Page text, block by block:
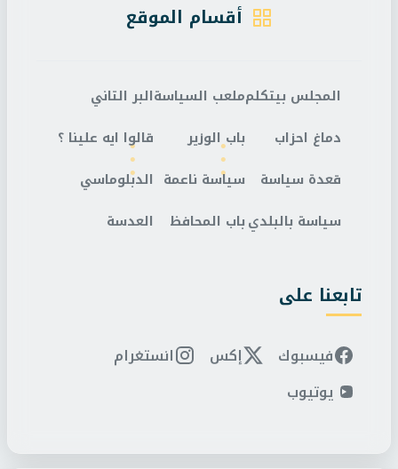
أقسام الموقع
المجلس بيتكلم
دماغ احزاب
قعدة سياسة
سياسة بالبلدي
ملعب السياسة
باب الوزير
سياسة ناعمة
باب المحافظ
البر التاني
قالوا ايه علينا ؟
الدبلوماسي
العدسة
تابعنا على
فيسبوك إكس
انستغرام
يوتيوب